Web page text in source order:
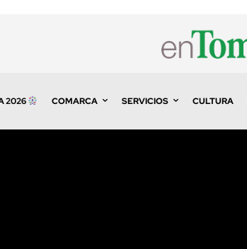
2026 COMARCA SERVICIOS CULTURA